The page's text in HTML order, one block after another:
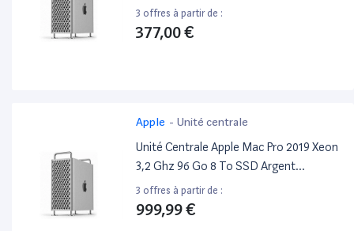
Reconditionné
3 offres à partir de :
377,00 €
Apple - Unité centrale
Unité Centrale Apple Mac Pro 2019 Xeon
3,2 Ghz 96 Go 8 To SSD Argent
Reconditionné
3 offres à partir de :
999,99 €